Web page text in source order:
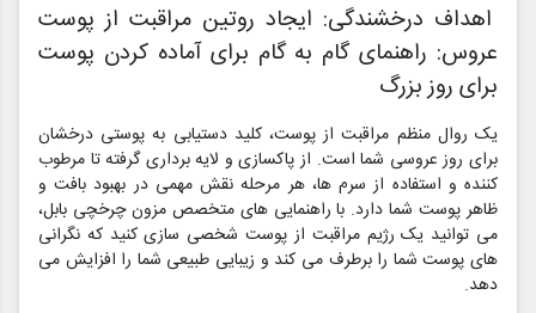
اهداف درخشندگی: ایجاد روتین مراقبت از پوست
عروس: راهنمای گام به گام برای آماده کردن پوست
برای روز بزرگ
یک روال منظم مراقبت از پوست، کلید دستیابی به پوستی درخشان
برای روز عروسی شما است. از پاکسازی و لایه برداری گرفته تا مرطوب
کننده و استفاده از سرم ها، هر مرحله نقش مهمی در بهبود بافت و
ظاهر پوست شما دارد. با راهنمایی های متخصص مزون چرخچی بابل،
می توانید یک رژیم مراقبت از پوست شخصی سازی کنید که نگرانی
های پوست شما را برطرف می کند و زیبایی طبیعی شما را افزایش می
دهد.